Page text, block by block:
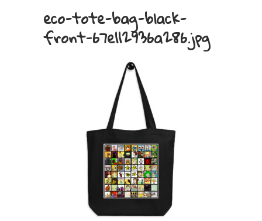
eco-tote-bag-black-
front-67e112936a286.jpg